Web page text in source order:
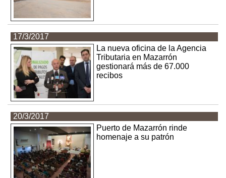
17/3/2017
La nueva oficina de la Agencia
Tributaria en Mazarrón
gestionará más de 67.000
recibos
20/3/2017
Puerto de Mazarrón rinde
homenaje a su patrón